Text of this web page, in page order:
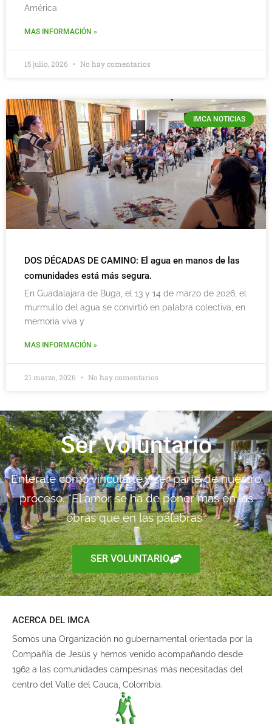
América
MAS INFORMACIÓN »
15 julio, 2026 No hay comentarios
IMCA NOTICIAS
DOS DÉCADAS DE CAMINO: El agua en manos de las
comunidades está más segura.
En Guadalajara de Buga, el 13 y 14 de marzo de 2026, el
murmullo del agua se convirtió en palabra colectiva, en
memoria viva y
MAS INFORMACIÓN »
21 marzo, 2026 No hay comentarios
Ser Voluntario
Enterate como vincularte y ser parte de nuestro
proceso. “El amor se ha de poner más en las
obras que en las palabras”
SER VOLUNTARIO
ACERCA DEL IMCA
Somos una Organización no gubernamental orientada por la
Compañía de Jesús y hemos venido acompañando desde
1962 a las comunidades campesinas más necesitadas del
centro del Valle del Cauca, Colombia.